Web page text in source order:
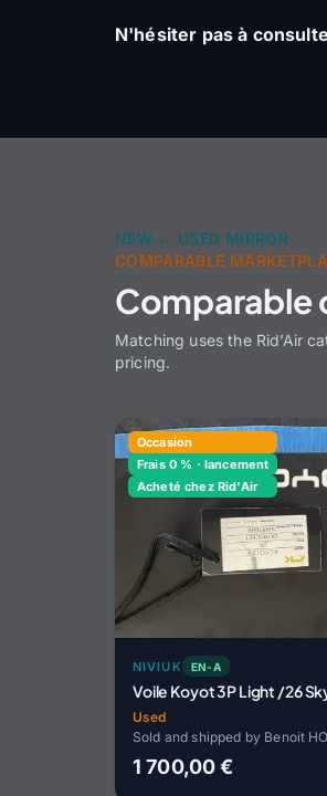
N'hésiter pas à
NEW ↔ USED MIRROR
COMPARABLE
Comparable
Matching uses the Rid’Air
pricing.
Occasion
Frais 0 % · lancement
Acheté chez Rid'Air
NIVIUK EN-A
Voile Koyot 3P Light /26
Used
Sold and shipped by Benoit
1 700,00 €